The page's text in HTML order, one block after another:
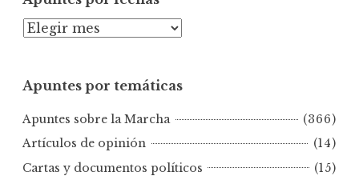
A
n
e
s
p
Apuntes por temáticas
Apuntes sobre la Marcha
(366)
Artículos de opinión
(14)
Cartas y documentos políticos
(15)